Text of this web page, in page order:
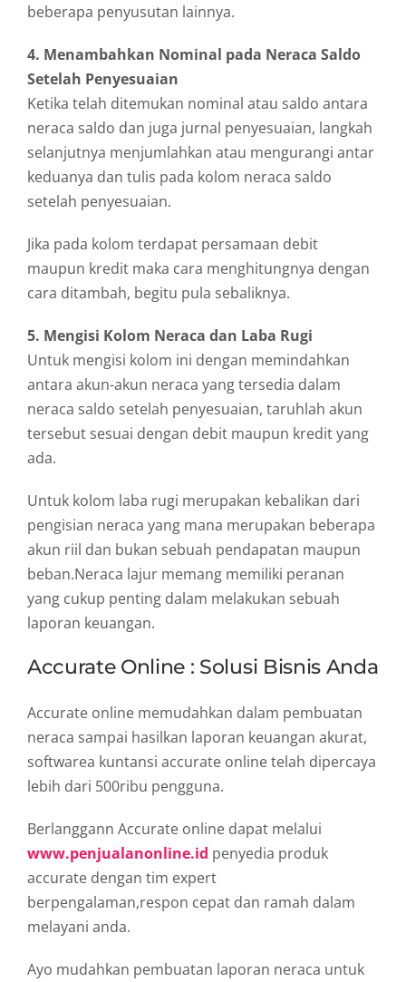
beberapa penyusutan lainnya.
4. Menambahkan Nominal pada Neraca Saldo
Setelah Penyesuaian
Ketika telah ditemukan nominal atau saldo antara
neraca saldo dan juga jurnal penyesuaian, langkah
selanjutnya menjumlahkan atau mengurangi antar
keduanya dan tulis pada kolom neraca saldo
setelah penyesuaian.
Jika pada kolom terdapat persamaan debit
maupun kredit maka cara menghitungnya dengan
cara ditambah, begitu pula sebaliknya.
5. Mengisi Kolom Neraca dan Laba Rugi
Untuk mengisi kolom ini dengan memindahkan
antara akun-akun neraca yang tersedia dalam
neraca saldo setelah penyesuaian, taruhlah akun
tersebut sesuai dengan debit maupun kredit yang
ada.
Untuk kolom laba rugi merupakan kebalikan dari
pengisian neraca yang mana merupakan beberapa
akun riil dan bukan sebuah pendapatan maupun
beban.Neraca lajur memang memiliki peranan
yang cukup penting dalam melakukan sebuah
laporan keuangan.
Accurate Online : Solusi Bisnis Anda
Accurate online memudahkan dalam pembuatan
neraca sampai hasilkan laporan keuangan akurat,
softwarea kuntansi accurate online telah dipercaya
lebih dari 500ribu pengguna.
Berlanggann Accurate online dapat melalui
www.penjualanonline.id penyedia produk
accurate dengan tim expert
berpengalaman,respon cepat dan ramah dalam
melayani anda.
Ayo mudahkan pembuatan laporan neraca untuk